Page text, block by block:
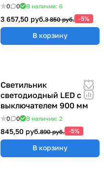
0 0 В наличии: 6
3 657,50 руб.3 850 руб. -5%
В корзину
Светильник
светодиодный LED с
выключателем 900 мм
0 0 В наличии: 2
845,50 руб.890 руб. -5%
В корзину